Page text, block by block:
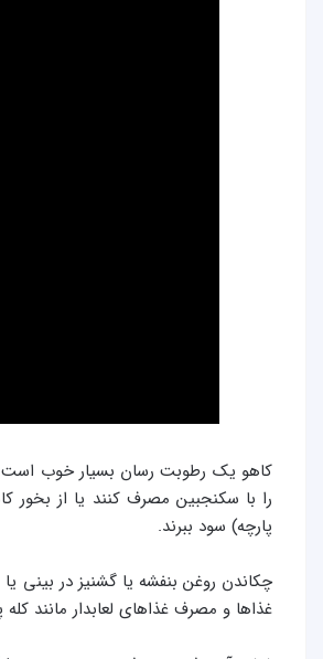
كاهو یک رطوبت­ رسان بسیار خوب است
را با سکنجبین مصرف کنند یا از
پارچه) سود ببرند.
چکاندن روغن بنفشه یا گشنیز در بینی
غذاها و مصرف غذاهای لعاب­دار مانند